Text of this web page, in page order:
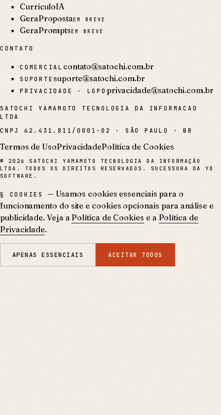
CurriculoIA
GeraPropostaEM BREVE
GeraPromptsEM BREVE
CONTATO
COMERCIAL contato@satochi.com.br
SUPORTEsuporte@satochi.com.br
PRIVACIDADE · LGPD privacidade@satochi.com.br
SATOCHI YAMAMOTO TECNOLOGIA DA INFORMACAO
LTDA
CNPJ 62.431.811/0001-02 · SÃO PAULO · BR
Termos de UsoPrivacidadePolítica de Cookies
© 2026
SATOCHI YAMAMOTO TECNOLOGIA DA INFORMAÇÃO
LTDA. TODOS OS DIREITOS RESERVADOS. SUCESSORA DA YD
SOFTWARE.
§ COOKIES
— Usamos cookies essenciais para o
funcionamento do site e cookies opcionais para análise e
publicidade. Veja a Política de Cookies e a Política de
Privacidade.
APENAS ESSENCIAIS ACEITAR TODOS